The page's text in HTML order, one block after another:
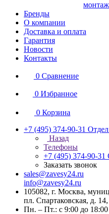
Бренды
О компании
Доставка и оплата
Гарантия
Новости
Контакты
0 Сравнение
0 Избранное
0 Корзина
+7 (495) 374-90-31
Назад
Телефоны
+7 (495) 374-90-31
Заказать звонок
sales@zavesy24.ru
info@zavesy24.ru
105082, г. Москва,
пл. Спартаковская, д.
Пн. – Пт.: с 9:00 до 18:00